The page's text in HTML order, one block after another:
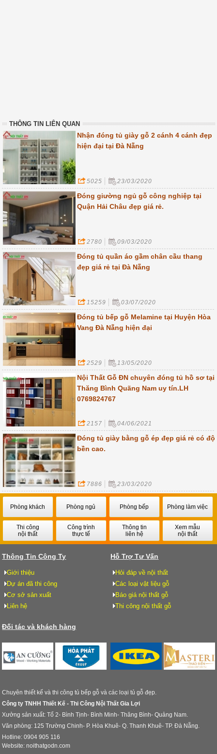
THÔNG TIN LIÊN QUAN
Nhận đóng tủ giày gỗ 2 cánh 4 cánh đẹp
hiện đại tại Đà Nẵng
5025 23/03/2020
Đóng giường ngủ gỗ công nghiệp tại
Quận Hải Châu đẹp giá rẻ.
2780 09/03/2020
Đóng tủ quần áo gầm chân cầu thang
đẹp giá rẻ tại Đà Nẵng
15259 03/07/2020
Đóng tủ bếp gỗ Melamine tại Huyện Hòa
Vang Đà Nẵng hiện đại
2529 13/05/2020
Nội Thất Gỗ ĐN chuyên đóng tủ hồ sơ tại
Thăng Bình Quãng Nam uy tín.LH
0769824767
2157 04/06/2021
Đóng tủ giày bằng gỗ ép đẹp giá rẻ có độ
bền cao.
7886 23/03/2020
Phòng khách Phòng ngủ Phòng bếp Phòng làm việc
Thi công
nội thất
Công trình
thực tế
Thông tin
liên hệ
Xem mẫu
nội thất
Thông Tin Công Ty
Giới thiệu
Dự án đã thi công
Cơ sở sản xuất
Liên hệ
Hỗ Trợ Tư Vấn
Hỏi đáp về nội thất
Các loại vật liệu gỗ
Báo giá nội thất gỗ
Thi công nội thất gỗ
Đối tác và khách hàng
Chuyên thiết kế và thi công tủ bếp gỗ và các loại tủ gỗ đẹp.
Công ty TNHH Thiết Kế - Thi Công Nội Thất Gia Lợi
Xưởng sản xuất: Tổ 2- Bình Tịnh- Bình Minh- Thăng Bình- Quảng Nam.
Văn phòng: 125 Trường Chinh- P. Hòa Khuê- Q. Thanh Khuê- TP. Đà Nẵng.
Hotline: 0904 905 116
Website: noithatgodn.com